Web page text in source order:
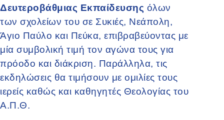
Δευτεροβάθμιας Εκπαίδευσης όλων
των σχολείων του σε Συκιές, Νεάπολη,
Άγιο Παύλο και Πεύκα, επιβραβεύοντας με
μία συμβολική τιμή τον αγώνα τους για
πρόοδο και διάκριση. Παράλληλα, τις
εκδηλώσεις θα τιμήσουν με ομιλίες τους
ιερείς καθώς και καθηγητές Θεολογίας του
Α.Π.Θ.